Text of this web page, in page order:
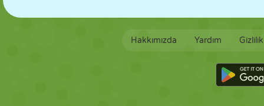
Hakkımızda Yardım